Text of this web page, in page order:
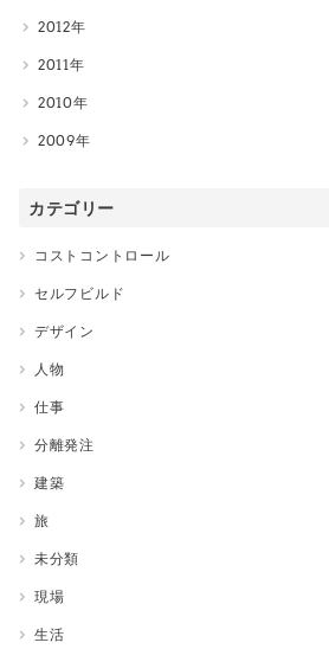
2012
2011
2010
2009
カテゴリー
コストコントロール
セルフビルド
デザイン
人物
仕事
分離発注
建築
旅
未分類
現場
生活